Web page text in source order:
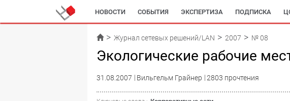
НОВОСТИ СОБЫТИЯ ЭКСПЕРТИЗА ПОДПИСКА
Журнал сетевых решений/LAN 2007 № 08
Экологические рабочие
31.08.2007 Вильгельм Грайнер 2803 прочтения